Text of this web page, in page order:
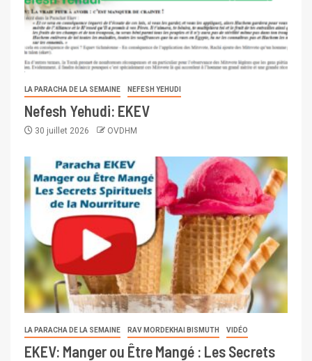
LA PARACHA DE LA SEMAINE NEFESH YEHUDI
Nefesh Yehudi: EKEV
30 juillet 2026 OVDHM
LA PARACHA DE LA SEMAINE RAV MORDEKHAI BISMUTH VIDÉO
EKEV: Manger ou Être Mangé : Les Secrets